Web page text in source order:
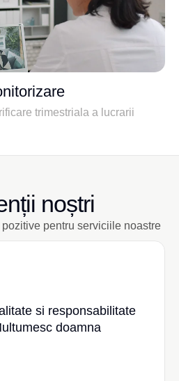
trimestriala a lucrarii
noștri
pentru serviciile noastre
si responsabilitate
doamna